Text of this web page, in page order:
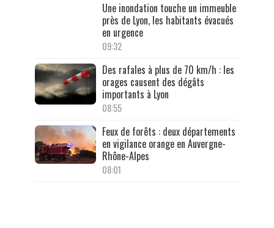
Une inondation touche un immeuble
près de Lyon, les habitants évacués
en urgence
09:32
Des rafales à plus de 70 km/h : les
orages causent des dégâts
importants à Lyon
08:55
Feux de forêts : deux départements
en vigilance orange en Auvergne-
Rhône-Alpes
08:01